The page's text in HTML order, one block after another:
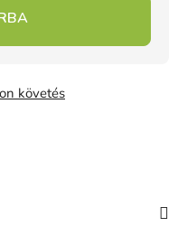
követés